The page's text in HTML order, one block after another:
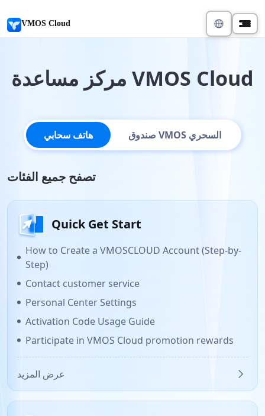
VMOS Cloud
مركز مساعدة VMOS Cloud
هاتف سحابي صندوق VMOS السحري
تصفح جميع الفئات
Quick Get Start
How to Create a VMOSCLOUD Account (Step-by-
Step)
Contact customer service
Personal Center Settings
Activation Code Usage Guide
Participate in VMOS Cloud promotion rewards
عرض المزيد